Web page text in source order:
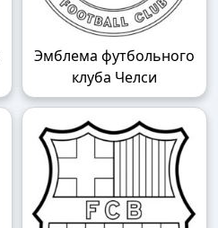
Эмблема футбольного
клуба Челси